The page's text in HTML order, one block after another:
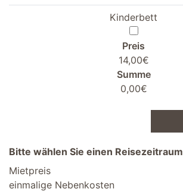
Kinderbett
Preis
14,00€
Summe
0,00€
Bitte wählen Sie einen Reisezeitraum
Mietpreis
einmalige Nebenkosten